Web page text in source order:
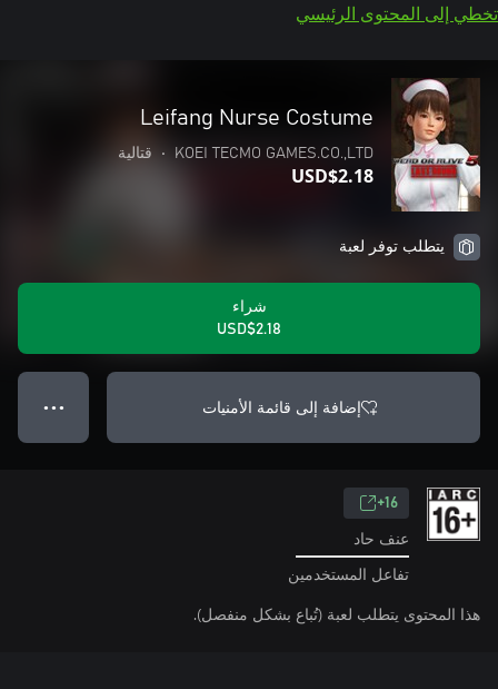
تخطي إلى المحتوى الرئيسي
Leifang Nurse Costume
KOEI TECMO GAMES.CO.,LTD
• قتالية
USD$2.18
يتطلب توفر لعبة
شراء
USD$2.18
إضافة إلى قائمة الأمنيات ● ● ●
16+
عنف حاد
تفاعل المستخدمين
هذا المحتوى يتطلب لعبة (تُباع بشكل منفصل).